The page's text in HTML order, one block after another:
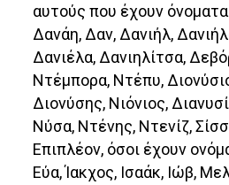
αυτούς που έχουν
Δανάη, Δαν, Δανιήλ,
Δανιέλα, Δανιηλίτσα,
Ντέμπορα, Ντέπυ,
Διονύσης, Νιόνιος,
Νύσα, Ντένης, Ντενίζ,
Επιπλέον, όσοι έχουν
Εύα, Ίακχος, Ισαάκ, Ιώβ,